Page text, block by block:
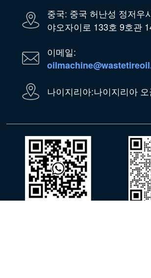
중국: 중국 허난성 정저우
야오자이로 133호 9호관
이메일:
나이지리아:나이지리아